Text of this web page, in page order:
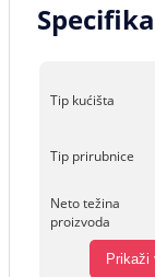
Tip kućišta
Tip prirubnice
Neto težina
proizvoda
Prikaži